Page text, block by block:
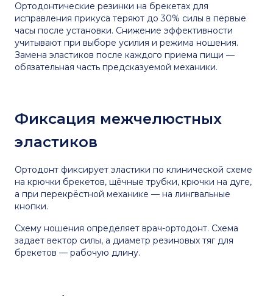
Ортодонтические резинки на брекетах для
исправления прикуса теряют до 30% силы в первые
часы после установки. Снижение эффективности
учитывают при выборе усилия и режима ношения.
Замена эластиков после каждого приема пищи —
обязательная часть предсказуемой механики.
Фиксация межчелюстных
эластиков
Ортодонт фиксирует эластики по клинической схеме
на крючки брекетов, щёчные трубки, крючки на дуге,
а при перекрёстной механике — на лингвальные
кнопки.
Схему ношения определяет врач-ортодонт. Схема
задает вектор силы, а диаметр резиновых тяг для
брекетов — рабочую длину.